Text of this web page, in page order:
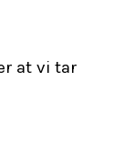
at vi tar